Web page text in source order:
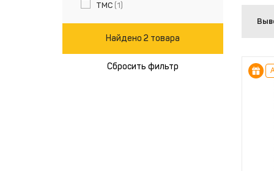
TMC (1)
Найдено 2 товара
Сбросить фильтр